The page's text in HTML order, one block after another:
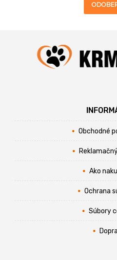
Obchodné
Ako
Ochrana
Súbory